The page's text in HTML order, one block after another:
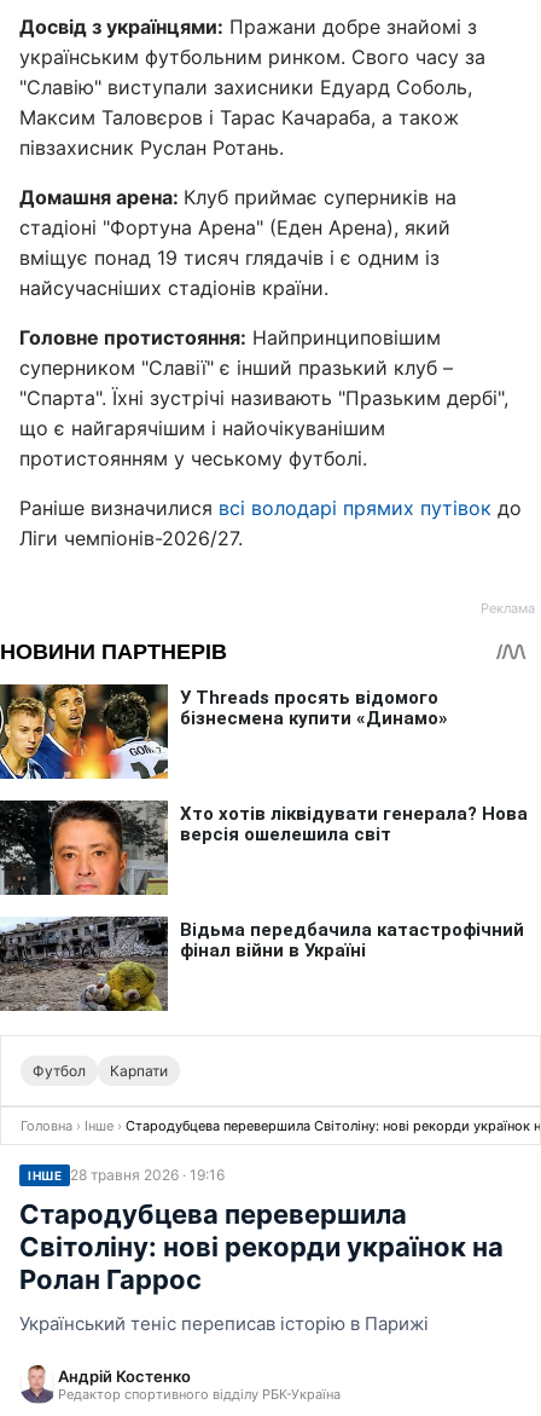
Досвід з українцями: Пражани добре знайомі з
українським футбольним ринком. Свого часу за
"Славію" виступали захисники Едуард Соболь,
Максим Таловєров і Тарас Качараба, а також
півзахисник Руслан Ротань.
Домашня арена: Клуб приймає суперників на
стадіоні "Фортуна Арена" (Еден Арена), який
вміщує понад 19 тисяч глядачів і є одним із
найсучасніших стадіонів країни.
Головне протистояння: Найпринциповішим
суперником "Славії" є інший празький клуб –
"Спарта". Їхні зустрічі називають "Празьким дербі",
що є найгарячішим і найочікуванішим
протистоянням у чеському футболі.
Раніше визначилися всі володарі прямих путівок до
Ліги чемпіонів-2026/27.
Футбол Карпати
Головна › Інше › Стародубцева перевершила Світоліну: нові рекорди українок
ІНШЕ 28 травня 2026 · 19:16
Стародубцева перевершила
Світоліну: нові рекорди українок на
Ролан Гаррос
Український теніс переписав історію в Парижі
Андрій Костенко
Редактор спортивного відділу РБК-Україна